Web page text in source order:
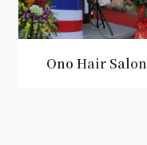
Ono Hair Salon